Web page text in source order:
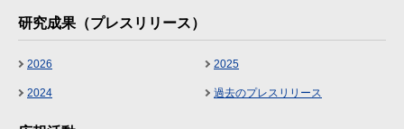
研究成果（プレスリリース）
2026 2025
2024 過去のプレスリリース